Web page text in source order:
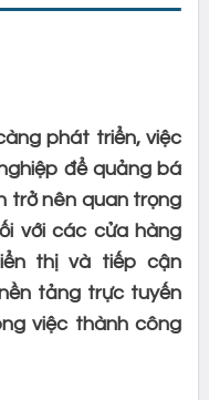
phát triển, việc
để quảng bá
trở nên quan trọng
với các cửa hàng
thị và tiếp cận
tảng trực tuyến
việc thành công